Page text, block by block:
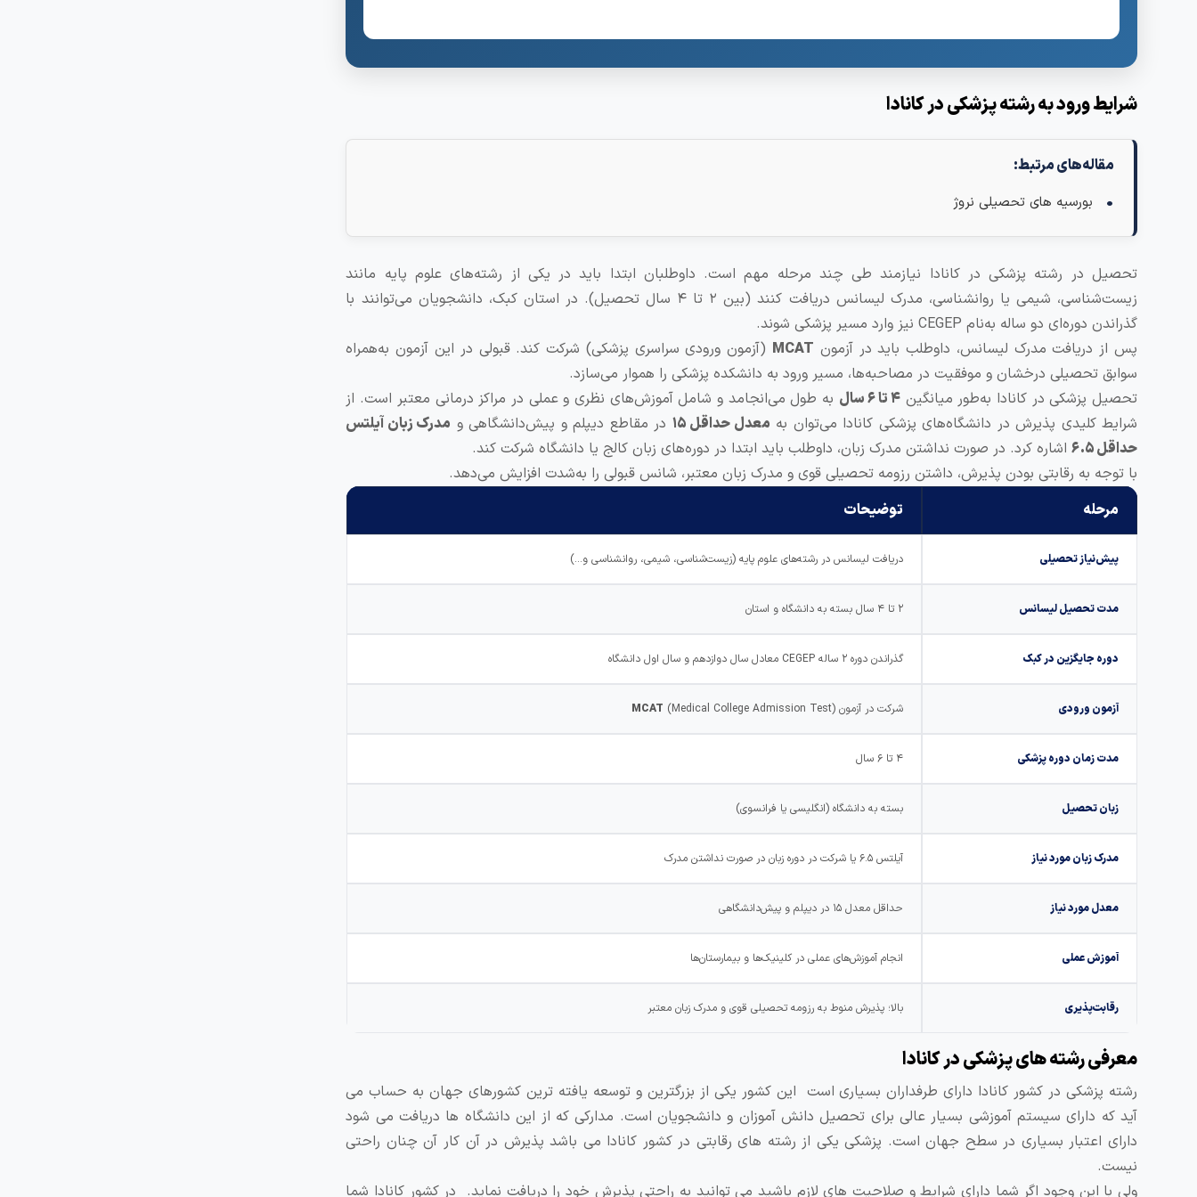
شرایط ورود به رشته پزشکی در کانادا
مقاله‌های مرتبط:
بورسیه های تحصیلی نروژ
تحصیل در رشته پزشکی در کانادا نیازمند طی چند مرحله مهم است. داوطلبان ابتدا باید در یکی از رشته‌های علوم پایه مانند
زیست‌شناسی، شیمی یا روانشناسی، مدرک لیسانس دریافت کنند (بین ۲ تا ۴ سال تحصیل). در استان کبک، دانشجویان می‌توانند با
گذراندن دوره‌ای دو ساله به‌نام CEGEP نیز وارد مسیر پزشکی شوند.
پس از دریافت مدرک لیسانس، داوطلب باید در آزمون MCAT (آزمون ورودی سراسری پزشکی) شرکت کند. قبولی در این آزمون به‌همراه
سوابق تحصیلی درخشان و موفقیت در مصاحبه‌ها، مسیر ورود به دانشکده پزشکی را هموار می‌سازد.
تحصیل پزشکی در کانادا به‌طور میانگین۴ تا ۶ سال
به طول می‌انجامد و شامل آموزش‌های نظری و عملی در مراکز درمانی معتبر است. از
شرایط کلیدی پذیرش در دانشگاه‌های پزشکی کانادا می‌توان به معدل حداقل ۱۵ در مقاطع دیپلم و پیش‌دانشگاهی و مدرک زبان آیلتس
حداقل ۶.۵
اشاره کرد. در صورت نداشتن مدرک زبان، داوطلب باید ابتدا در دوره‌های زبان کالج یا دانشگاه شرکت کند.
با توجه به رقابتی بودن پذیرش، داشتن رزومه تحصیلی قوی و مدرک زبان معتبر، شانس قبولی را به‌شدت افزایش می‌دهد.
مرحله
توضیحات
پیش‌نیاز تحصیلی دریافت لیسانس در رشته‌های علوم پایه (زیست‌شناسی، شیمی، روانشناسی و…)
مدت تحصیل لیسانس ۲ تا ۴ سال بسته به دانشگاه و استان
دوره جایگزین در کبک گذراندن دوره ۲ ساله CEGEP معادل سال دوازدهم و سال اول دانشگاه
آزمون ورودی شرکت در آزمون MCAT (Medical College Admission Test)
مدت زمان دوره پزشکی ۴ تا ۶ سال
زبان تحصیل بسته به دانشگاه (انگلیسی یا فرانسوی)
مدرک زبان مورد نیاز آیلتس ۶.۵ یا شرکت در دوره زبان در صورت نداشتن مدرک
معدل مورد نیاز حداقل معدل ۱۵ در دیپلم و پیش‌دانشگاهی
آموزش عملی انجام آموزش‌های عملی در کلینیک‌ها و بیمارستان‌ها
رقابت‌پذیری بالا؛ پذیرش منوط به رزومه تحصیلی قوی و مدرک زبان معتبر
معرفی رشته های پزشکی در کانادا
رشته پزشکی در کشور کانادا دارای طرفداران بسیاری است این کشور یکی از بزرگترین و توسعه یافته ترین کشورهای جهان به حساب می
آید که دارای سیستم آموزشی بسیار عالی برای تحصیل دانش آموزان و دانشجویان است. مدارکی که از این دانشگاه ها دریافت می شود
دارای اعتبار بسیاری در سطح جهان است. پزشکی یکی از رشته های رقابتی در کشور کانادا می باشد پذیرش در آن کار آن چنان راحتی
نیست.
ولی با این وجود اگر شما دارای شرایط و صلاحیت های لازم باشید می توانید به راحتی پذیرش خود را دریافت نماید. در کشور کانادا شما